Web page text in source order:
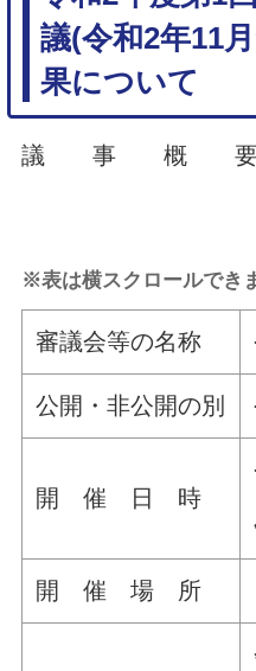
議(令和2年11
果について
議 事 概
※表は横スクロールでき
審議会等の名称
公開・非公開の別
開 催 日 時
開 催 場 所